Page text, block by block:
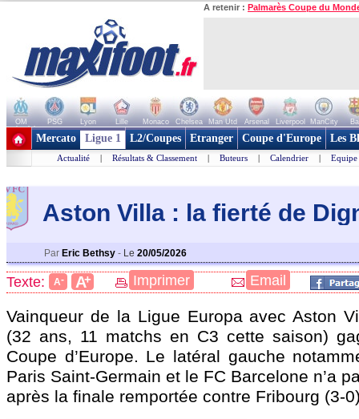
A retenir : Palmarès Coupe du
OM PSG Lyon Lille Monaco Chelsea Man Utd Arsenal Liverpool ManCity
+ de clubs
Mercato Ligue 1 L2/Coupes Etranger Coupe d'Europe Les
Actualité | Résultats & Classement | Buteurs | Calendrier | Equipe
Aston Villa : la fierté de
Par Eric Bethsy - Le 20/05/2026
Texte: A- A+ Imprimer Email
Vainqueur de la Ligue Europa avec Aston
(32 ans, 11 matchs en C3 cette saison)
Coupe d’Europe. Le latéral gauche
Paris Saint-Germain et le FC Barcelone n’a
après la finale remportée contre Fribourg (3-